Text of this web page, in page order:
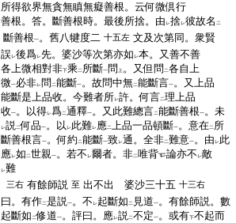
所得欲界無貪無瞋無癡善根。云何微倶行
善根。答。斷善根時。最後所捨。由 レ捨レ彼故名 二
斷善根一。舊八犍度二 十五左 文及次第同。衆賢
誤レ後爲レ先。婆沙等次第亦如 レ本。又善不善
各上微相對非下乘 二 所斷一問 上 。又但問 二各自上
微一必非レ問 二能斷一。故問中無二能斷言一。又上品
能斷是上品收。今難者所レ許。何言二理上品
收一。以得レ爲二通釋一。又此難總言二能斷善根一。未
レ説二何品一。以 レ此難レ應二上品一品頓斷一。意在二 所
斷善根言一。何約 二能斷一致レ通。全非二難意一。由 レ此
應レ如 二世親一。若不 レ爾者。非二唯背 論亦不 レ敵
レ難
三右 有餘師説 至 出不出 婆沙三十五 十三右
曰。有作二是説一。不 レ起斷如 二 見道一。有餘師説。數
起斷如 二修道一。評曰。應レ説二不定一。或有下不起而